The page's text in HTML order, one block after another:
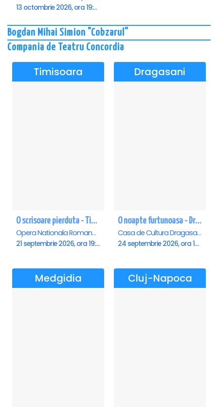
13 octombrie 2026, ora 19:00
Bogdan Mihai Simion "Cobzarul"
Compania de Teatru Concordia
Timisoara
O scrisoare pierduta - Timisoara
Opera Nationala Romana , Timisoara
21 septembrie 2026, ora 19:00
Dragasani
O noapte furtunoasa - Dragasani
Casa de Cultura Dragasani, Dragasani
24 septembrie 2026, ora 19:00
Medgidia Cluj-Napoca